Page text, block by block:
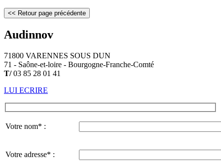
Audinnov
71800 VARENNES SOUS DUN
71 - Saône-et-loire - Bourgogne-Franche-Comté
T/03 85 28 01 41
LUI ECRIRE
Votre nom* :
Votre adresse* :